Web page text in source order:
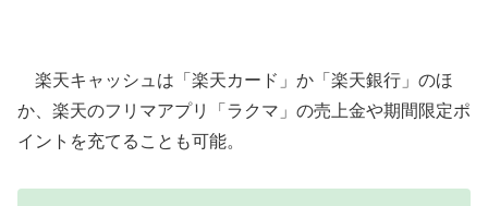
楽天キャッシュは「楽天カード」か「楽天銀行」のほ
か、楽天のフリマアプリ「ラクマ」の売上金や期間限定ポ
イントを充てることも可能。